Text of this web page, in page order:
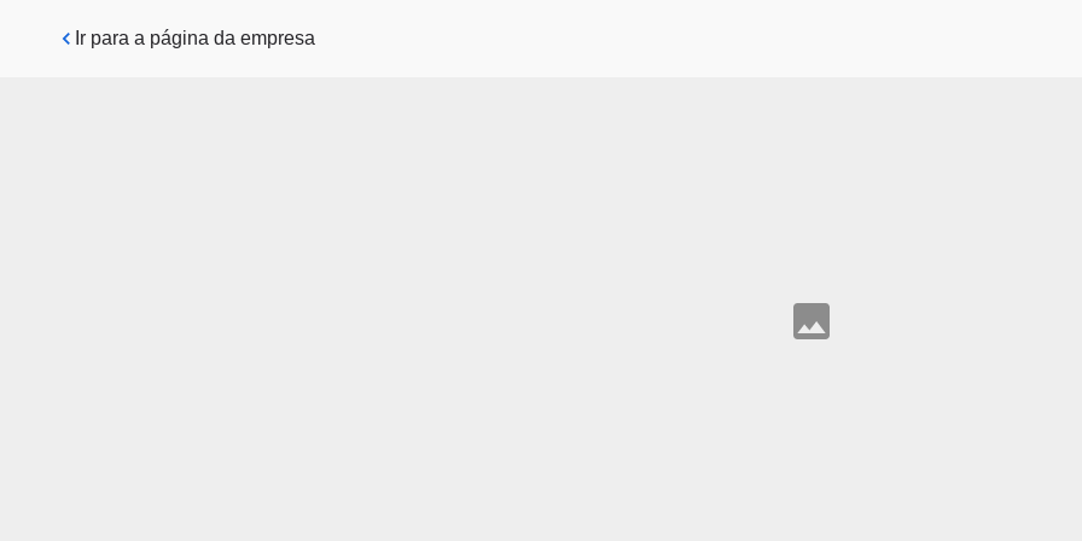
Pular para o conteúdo principal
Ir para a página da empresa